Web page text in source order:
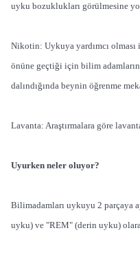
uyku bozuklukları görülmesine
Nikotin: Uykuya yardımcı
önüne geçtiği için bilim
dalındığında beynin öğrenme
Lavanta: Araştırmalara göre
Uyurken neler oluyor?
Bilimadamları uykuyu 2 parçaya
uyku) ve "REM" (derin uyku)